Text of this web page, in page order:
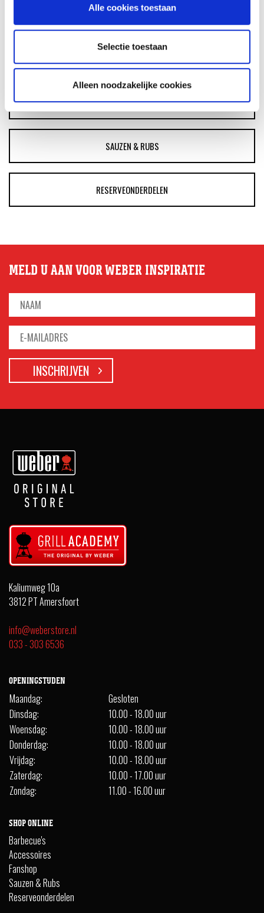
Alle cookies toestaan
Selectie toestaan
Alleen noodzakelijke cookies
ASSORTIMENT
ACCESSOIRES
SAUZEN & RUBS
RESERVEONDERDELEN
MELD U AAN VOOR WEBER INSPIRATIE
Kaliumweg 10a
3812 PT Amersfoort
info@weberstore.nl
033 - 303 6536
OPENINGSTIJDEN
Maandag:
Gesloten
Dinsdag:
10.00 - 18.00 uur
Woensdag:
10.00 - 18.00 uur
Donderdag:
10.00 - 18.00 uur
Vrijdag:
10.00 - 18.00 uur
Zaterdag:
10.00 - 17.00 uur
Zondag:
11.00 - 16.00 uur
SHOP ONLINE
Barbecue's
Accessoires
Fanshop
Sauzen & Rubs
Reserveonderdelen